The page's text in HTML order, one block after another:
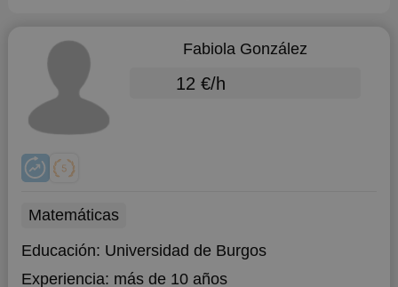
Fabiola González
12 €/h
Matemáticas
Educación: Universidad de Burgos
Experiencia: más de 10 años